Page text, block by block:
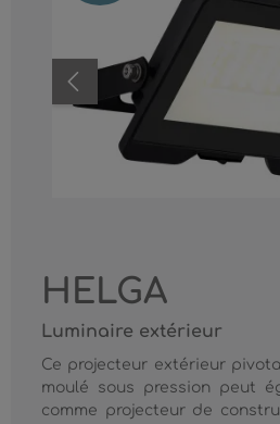
HELGA
Luminaire extérieur
Ce projecteur extérieur
moulé sous pression peut
comme projecteur de